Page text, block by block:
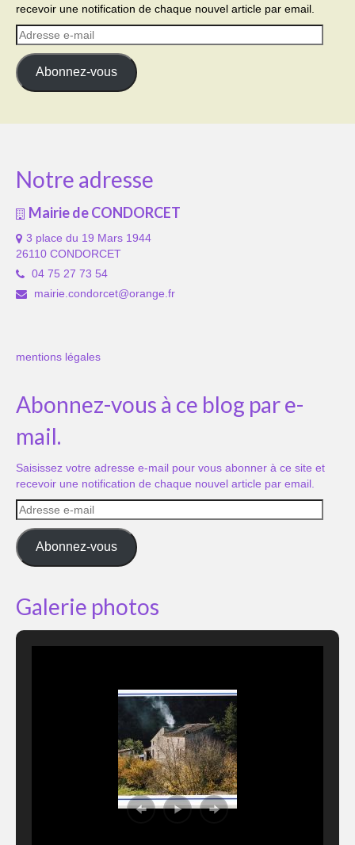
recevoir une notification de chaque nouvel article par email.
Adresse
e-
mail
Abonnez-vous
Notre adresse
Mairie de CONDORCET
3 place du 19 Mars 1944
26110 CONDORCET
04 75 27 73 54
mairie.condorcet@orange.fr
mentions légales
Abonnez-vous à ce blog par e-
mail.
Saisissez votre adresse e-mail pour vous abonner à ce site et
recevoir une notification de chaque nouvel article par email.
Adresse
e-
mail
Abonnez-vous
Galerie photos